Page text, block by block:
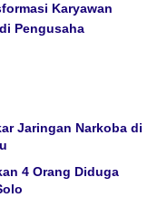
Karyawan
Pengusaha
Jaringan Narkoba di
4 Orang Diduga